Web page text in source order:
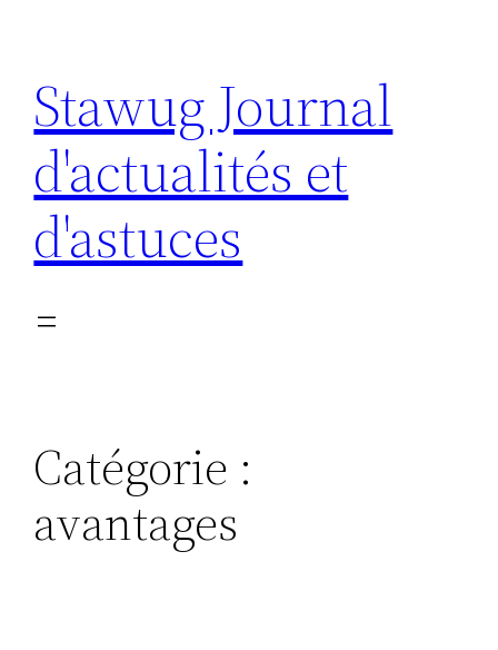
contenu
Stawug Journal
d'actualités et
d'astuces
Catégorie :
avantages